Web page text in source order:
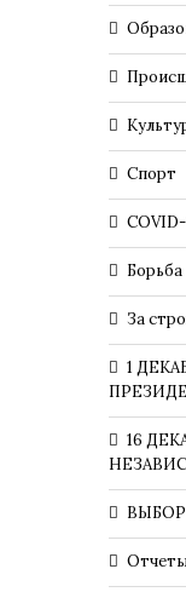
Спорт
За
1
16